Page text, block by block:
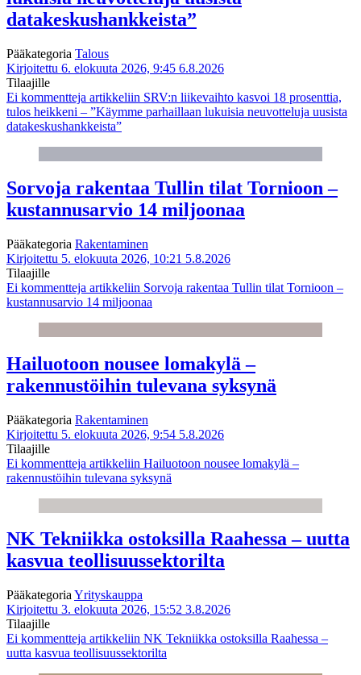
datakeskushankkeista”
Pääkategoria Talous
Kirjoitettu 6. elokuuta 2026, 9:45 6.8.2026
Tilaajille
Ei kommentteja artikkeliin SRV:n liikevaihto kasvoi 18 prosenttia,
tulos heikkeni – ”Käymme parhaillaan lukuisia neuvotteluja uusista
datakeskushankkeista”
Sorvoja rakentaa Tullin tilat Tornioon –
kustannusarvio 14 miljoonaa
Pääkategoria Rakentaminen
Kirjoitettu 5. elokuuta 2026, 10:21 5.8.2026
Tilaajille
Ei kommentteja artikkeliin Sorvoja rakentaa Tullin tilat Tornioon –
kustannusarvio 14 miljoonaa
Hailuotoon nousee lomakylä –
rakennustöihin tulevana syksynä
Pääkategoria Rakentaminen
Kirjoitettu 5. elokuuta 2026, 9:54 5.8.2026
Tilaajille
Ei kommentteja artikkeliin Hailuotoon nousee lomakylä –
rakennustöihin tulevana syksynä
NK Tekniikka ostoksilla Raahessa – uutta
kasvua teollisuussektorilta
Pääkategoria Yrityskauppa
Kirjoitettu 3. elokuuta 2026, 15:52 3.8.2026
Tilaajille
Ei kommentteja artikkeliin NK Tekniikka ostoksilla Raahessa –
uutta kasvua teollisuussektorilta